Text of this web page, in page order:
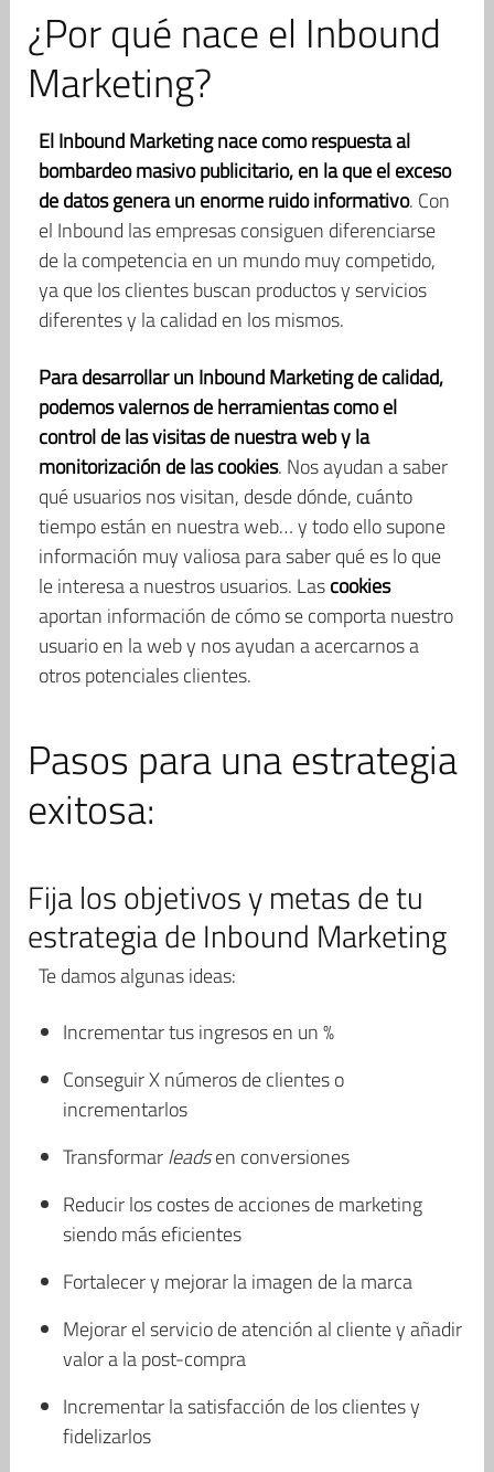
¿Por qué nace el Inbound
Marketing?
El Inbound Marketing nace como respuesta al
bombardeo masivo publicitario, en la que el exceso
de datos genera un enorme ruido informativo. Con
el Inbound las empresas consiguen diferenciarse
de la competencia en un mundo muy competido,
ya que los clientes buscan productos y servicios
diferentes y la calidad en los mismos.
Para desarrollar un Inbound Marketing de calidad,
podemos valernos de herramientas como el
control de las visitas de nuestra web y la
monitorización de las cookies. Nos ayudan a saber
qué usuarios nos visitan, desde dónde, cuánto
tiempo están en nuestra web… y todo ello supone
información muy valiosa para saber qué es lo que
le interesa a nuestros usuarios. Lascookies
aportan información de cómo se comporta nuestro
usuario en la web y nos ayudan a acercarnos a
otros potenciales clientes.
Pasos para una estrategia
exitosa:
Fija los objetivos y metas de tu
estrategia de Inbound Marketing
Te damos algunas ideas:
Incrementar tus ingresos en un %
Conseguir X números de clientes o
incrementarlos
Transformarleadsen conversiones
Reducir los costes de acciones de marketing
siendo más eficientes
Fortalecer y mejorar la imagen de la marca
Mejorar el servicio de atención al cliente y añadir
valor a la post-compra
Incrementar la satisfacción de los clientes y
fidelizarlos